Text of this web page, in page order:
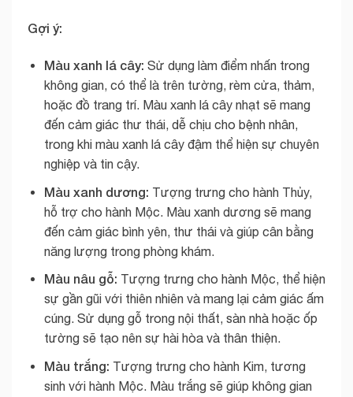
Gợi ý:
Màu xanh lá cây: Sử dụng làm điểm nhấn trong
không gian, có thể là trên tường, rèm cửa, thảm,
hoặc đồ trang trí. Màu xanh lá cây nhạt sẽ mang
đến cảm giác thư thái, dễ chịu cho bệnh nhân,
trong khi màu xanh lá cây đậm thể hiện sự chuyên
nghiệp và tin cậy.
Màu xanh dương: Tượng trưng cho hành Thủy,
hỗ trợ cho hành Mộc. Màu xanh dương sẽ mang
đến cảm giác bình yên, thư thái và giúp cân bằng
năng lượng trong phòng khám.
Màu nâu gỗ: Tượng trưng cho hành Mộc, thể hiện
sự gần gũi với thiên nhiên và mang lại cảm giác ấm
cúng. Sử dụng gỗ trong nội thất, sàn nhà hoặc ốp
tường sẽ tạo nên sự hài hòa và thân thiện.
Màu trắng: Tượng trưng cho hành Kim, tương
sinh với hành Mộc. Màu trắng sẽ giúp không gian